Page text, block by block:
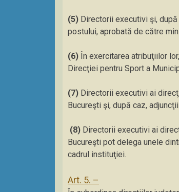
(5) Directorii executivi şi,
postului, aprobată de către
(6) În exercitarea atribuţiilor
Direcţiei pentru Sport a
(7) Directorii executivi ai
Bucureşti şi, după caz,
(8) Directorii executivi ai
Bucureşti pot delega unele
cadrul instituţiei.
Art. 5. –